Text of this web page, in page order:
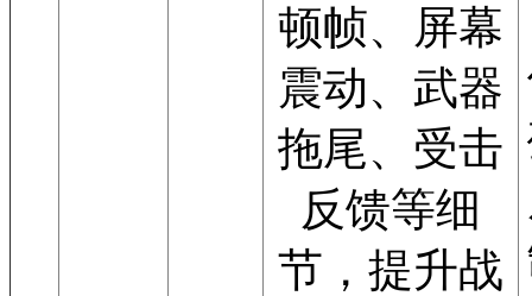
顿帧、屏幕
震动、武器
拖尾、受击
反馈等细
节，提升战